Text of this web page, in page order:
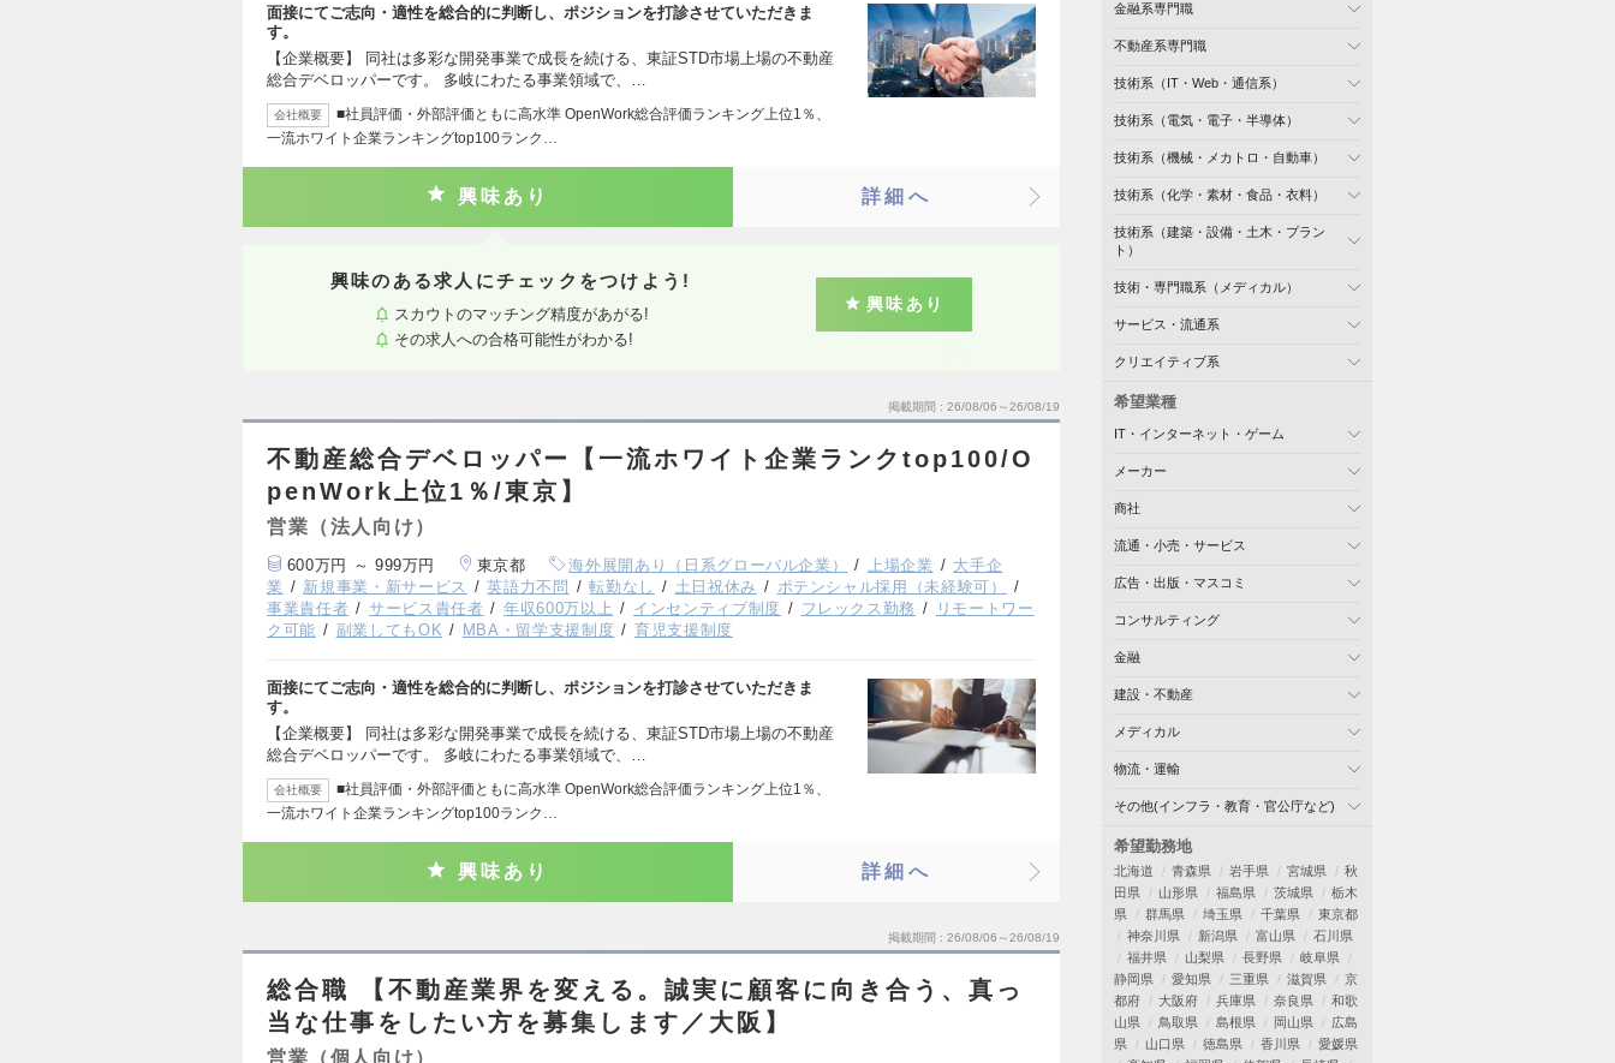
面接にてご志向・適性を総合的に判断し、ポジションを打診させていただきま
す。
【企業概要】 同社は多彩な開発事業で成長を続ける、東証STD市場上場の不動産
総合デベロッパーです。 多岐にわたる事業領域で、…
会社概要
■社員評価・外部評価ともに高水準 OpenWork総合評価ランキング上位1％、
一流ホワイト企業ランキングtop100ランク…
興味あり 詳細へ
興味のある求人にチェックをつけよう!
スカウトのマッチング精度があがる!
その求人への合格可能性がわかる!
興味あり
掲載期間 26/08/06～26/08/19
不動産総合デベロッパー【一流ホワイト企業ランクtop100/O
penWork上位1％/東京】
営業（法人向け）
600万円 ～ 999万円 東京都 海外展開あり（日系グローバル企業） 上場企業
大手企
業
新規事業・新サービス 英語力不問 転勤なし 土日祝休み
ポテンシャル採用（未経験可）
事業責任者
サービス責任者 年収600万以上 インセンティブ制度 フレックス勤務
リモートワー
ク可能
副業してもOK MBA・留学支援制度 育児支援制度
面接にてご志向・適性を総合的に判断し、ポジションを打診させていただきま
す。
【企業概要】 同社は多彩な開発事業で成長を続ける、東証STD市場上場の不動産
総合デベロッパーです。 多岐にわたる事業領域で、…
会社概要
■社員評価・外部評価ともに高水準 OpenWork総合評価ランキング上位1％、
一流ホワイト企業ランキングtop100ランク…
興味あり 詳細へ
掲載期間 26/08/06～26/08/19
総合職 【不動産業界を変える。誠実に顧客に向き合う、真っ
当な仕事をしたい方を募集します／大阪】
営業（個人向け）
金融系専門職
不動産系専門職
技術系（IT・Web・通信系）
技術系（電気・電子・半導体）
技術系（機械・メカトロ・自動車）
技術系（化学・素材・食品・衣料）
技術系（建築・設備・土木・プラン
ト）
技術・専門職系（メディカル）
サービス・流通系
クリエイティブ系
希望業種
IT・インターネット・ゲーム
メーカー
商社
流通・小売・サービス
広告・出版・マスコミ
コンサルティング
金融
建設・不動産
メディカル
物流・運輸
その他(インフラ・教育・官公庁など)
希望勤務地
北海道 青森県 岩手県 宮城県
秋
田県
山形県 福島県 茨城県
栃木
県
群馬県 埼玉県 千葉県
東京都
神奈川県
新潟県 富山県
石川県
福井県
山梨県 長野県
岐阜県
静岡県
愛知県 三重県 滋賀県
京
都府
大阪府 兵庫県 奈良県
和歌
山県
鳥取県 島根県 岡山県
広島
県
山口県 徳島県 香川県
愛媛県